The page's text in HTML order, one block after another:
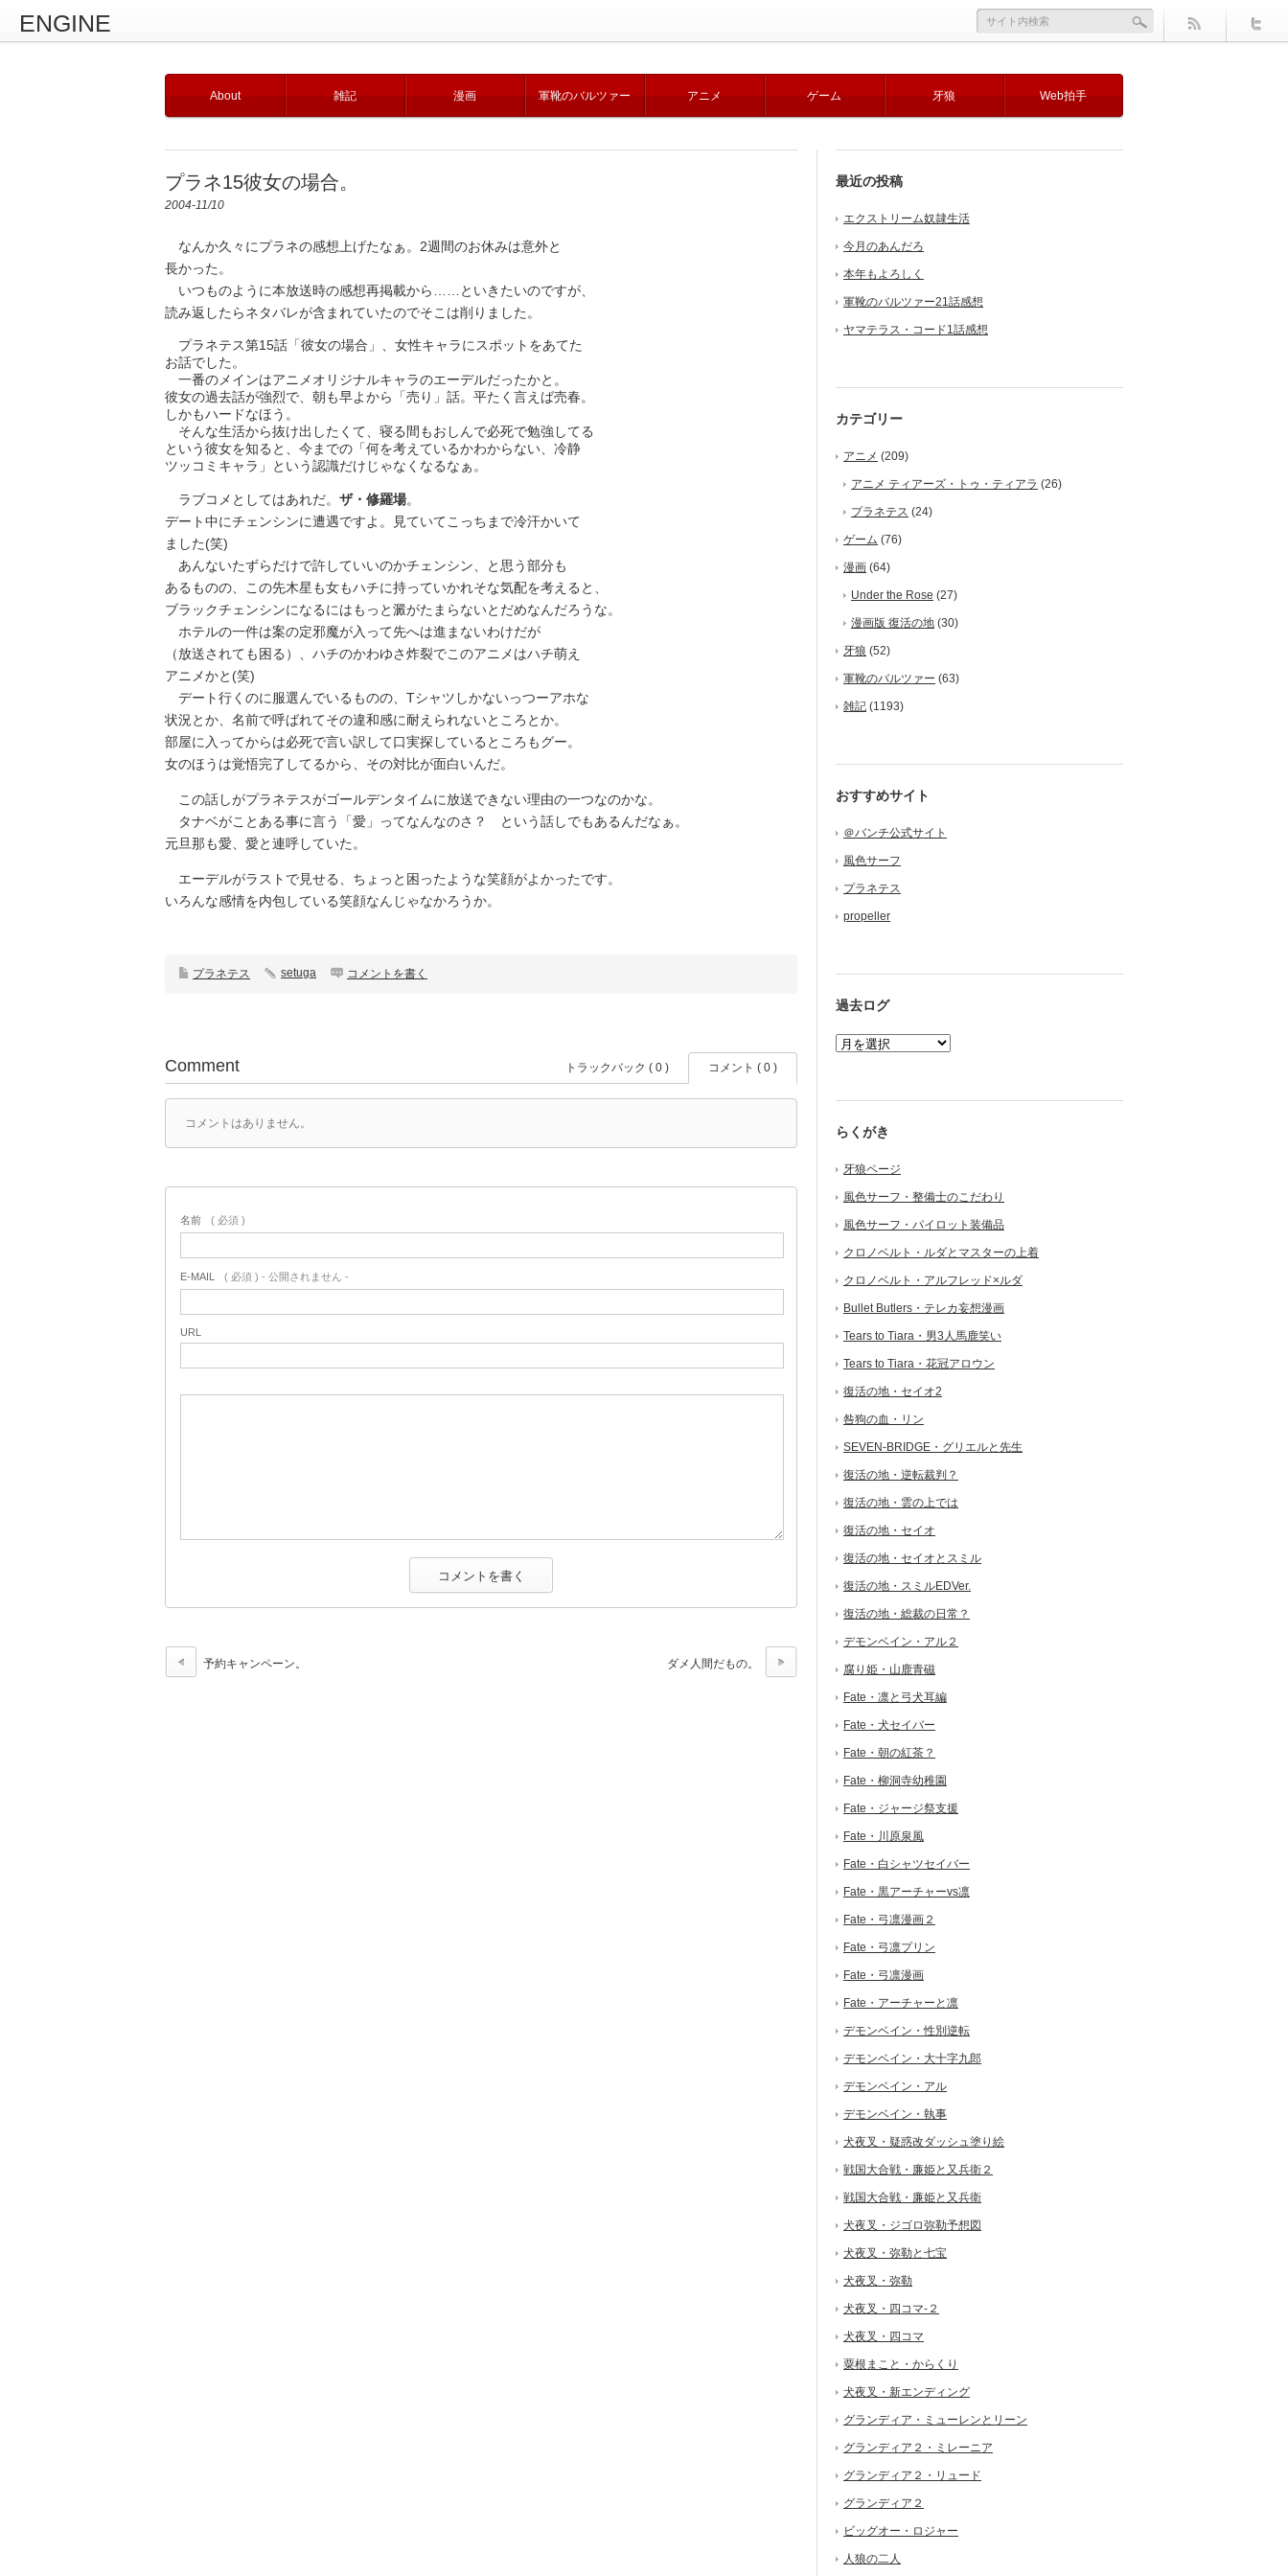
ENGINE
About 雑記 漫画 軍靴のバルツァー アニメ ゲーム 牙狼 Web拍手
プラネ15彼女の場合。
2004-11/10
なんか久々にプラネの感想上げたなぁ。2週間のお休みは意外と
長かった。
いつものように本放送時の感想再掲載から……といきたいのですが、
読み返したらネタバレが含まれていたのでそこは削りました。
プラネテス第15話「彼女の場合」、女性キャラにスポットをあてた
お話でした。
一番のメインはアニメオリジナルキャラのエーデルだったかと。
彼女の過去話が強烈で、朝も早よから「売り」話。平たく言えば売春。
しかもハードなほう。
そんな生活から抜け出したくて、寝る間もおしんで必死で勉強してる
という彼女を知ると、今までの「何を考えているかわからない、冷静
ツッコミキャラ」という認識だけじゃなくなるなぁ。
ラブコメとしてはあれだ。 ザ・修羅場。
デート中にチェンシンに遭遇ですよ。見ていてこっちまで冷汗かいて
ました(笑)
あんないたずらだけで許していいのかチェンシン、と思う部分も
あるものの、この先木星も女もハチに持っていかれそな気配を考えると、
ブラックチェンシンになるにはもっと澱がたまらないとだめなんだろうな。
ホテルの一件は案の定邪魔が入って先へは進まないわけだが
（放送されても困る）、ハチのかわゆさ炸裂でこのアニメはハチ萌え
アニメかと(笑)
デート行くのに服選んでいるものの、Tシャツしかないっつーアホな
状況とか、名前で呼ばれてその違和感に耐えられないところとか。
部屋に入ってからは必死で言い訳して口実探しているところもグー。
女のほうは覚悟完了してるから、その対比が面白いんだ。
この話しがプラネテスがゴールデンタイムに放送できない理由の一つなのかな。
タナベがことある事に言う「愛」ってなんなのさ？ という話しでもあるんだなぁ。
元旦那も愛、愛と連呼していた。
エーデルがラストで見せる、ちょっと困ったような笑顔がよかったです。
いろんな感情を内包している笑顔なんじゃなかろうか。
プラネテス setuga コメントを書く
Comment トラックバック ( 0 ) コメント ( 0 )
コメントはありません。
名前 ( 必須 )
E-MAIL ( 必須 ) - 公開されません -
URL
予約キャンペーン。 ダメ人間だもの。
最近の投稿
エクストリーム奴隷生活
今月のあんだろ
本年もよろしく
軍靴のバルツァー21話感想
ヤマテラス・コード1話感想
カテゴリー
アニメ (209)
アニメ ティアーズ・トゥ・ティアラ (26)
プラネテス (24)
ゲーム (76)
漫画 (64)
Under the Rose (27)
漫画版 復活の地 (30)
牙狼 (52)
軍靴のバルツァー (63)
雑記 (1193)
おすすめサイト
＠バンチ公式サイト
風色サーフ
プラネテス
propeller
過去ログ
らくがき
牙狼ページ
風色サーフ・整備士のこだわり
風色サーフ・パイロット装備品
クロノベルト・ルダとマスターの上着
クロノベルト・アルフレッド×ルダ
Bullet Butlers・テレカ妄想漫画
Tears to Tiara・男3人馬鹿笑い
Tears to Tiara・花冠アロウン
復活の地・セイオ2
咎狗の血・リン
SEVEN-BRIDGE・グリエルと先生
復活の地・逆転裁判？
復活の地・雲の上では
復活の地・セイオ
復活の地・セイオとスミル
復活の地・スミルEDVer.
復活の地・総裁の日常？
デモンベイン・アル２
腐り姫・山鹿青磁
Fate・凛と弓犬耳編
Fate・犬セイバー
Fate・朝の紅茶？
Fate・柳洞寺幼稚園
Fate・ジャージ祭支援
Fate・川原泉風
Fate・白シャツセイバー
Fate・黒アーチャーvs凛
Fate・弓凛漫画２
Fate・弓凛プリン
Fate・弓凛漫画
Fate・アーチャーと凛
デモンベイン・性別逆転
デモンベイン・大十字九郎
デモンベイン・アル
デモンベイン・執事
犬夜叉・疑惑改ダッシュ塗り絵
戦国大合戦・廉姫と又兵衛２
戦国大合戦・廉姫と又兵衛
犬夜叉・ジゴロ弥勒予想図
犬夜叉・弥勒と七宝
犬夜叉・弥勒
犬夜叉・四コマ-２
犬夜叉・四コマ
粟根まこと・からくり
犬夜叉・新エンディング
グランディア・ミューレンとリーン
グランディア２・ミレーニア
グランディア２・リュード
グランディア２
ビッグオー・ロジャー
人狼の二人